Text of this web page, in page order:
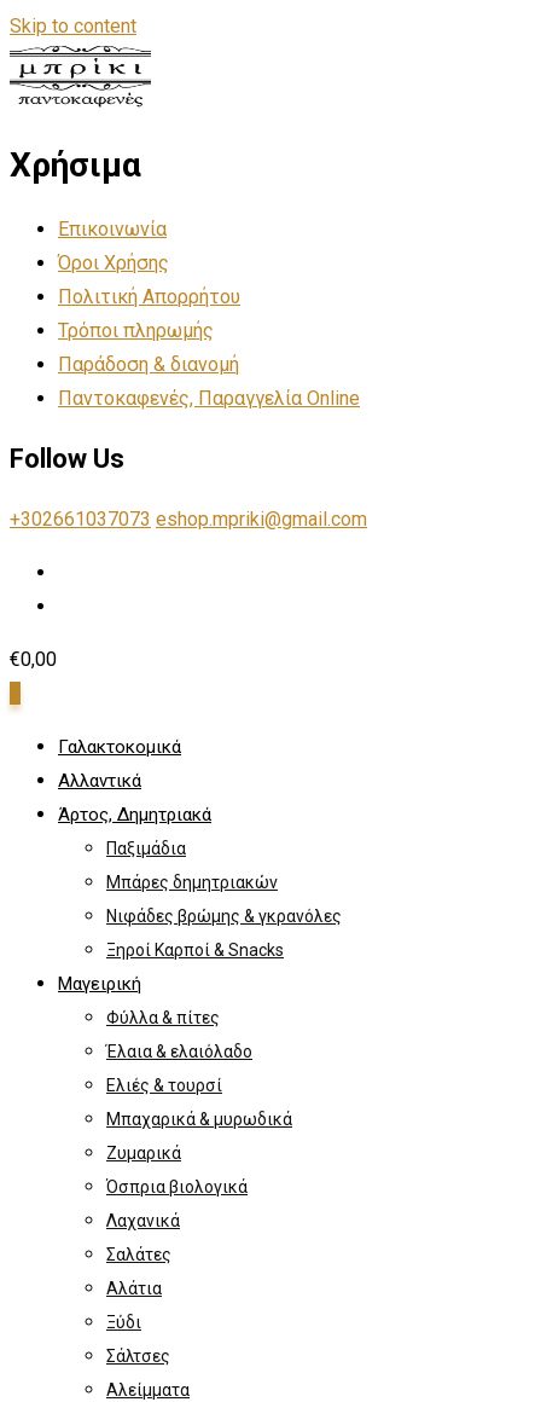
Skip to content
Χρήσιμα
Επικοινωνία
Όροι Χρήσης
Πολιτική Απορρήτου
Τρόποι πληρωμής
Παράδοση & διανομή
Παντοκαφενές, Παραγγελία Online
Follow Us
+302661037073 eshop.mpriki@gmail.com
€0,00
Γαλακτοκομικά
Αλλαντικά
Άρτος, Δημητριακά
Παξιμάδια
Μπάρες δημητριακών
Νιφάδες βρώμης & γκρανόλες
Ξηροί Καρποί & Snacks
Μαγειρική
Φύλλα & πίτες
Έλαια & ελαιόλαδο
Ελιές & τουρσί
Μπαχαρικά & μυρωδικά
Ζυμαρικά
Όσπρια βιολογικά
Λαχανικά
Σαλάτες
Αλάτια
Ξύδι
Σάλτσες
Αλείμματα